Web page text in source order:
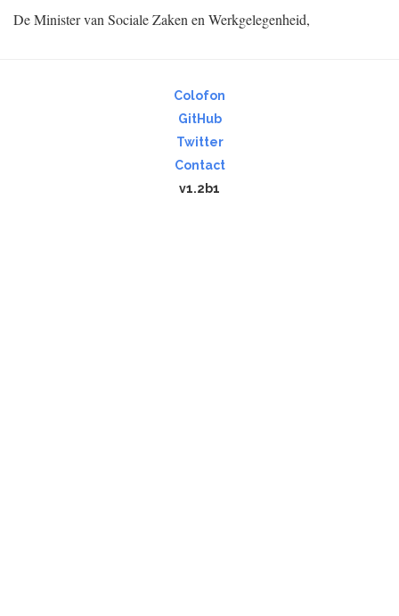
De Minister van Sociale Zaken en Werkgelegenheid,
Colofon
GitHub
Twitter
Contact
v1.2b1